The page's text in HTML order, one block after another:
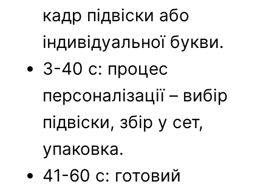
кадр підвіски або
індивідуальної букви.
3-40 с: процес
персоналізації – вибір
підвіски, збір у сет,
упаковка.
41-60 с: готовий